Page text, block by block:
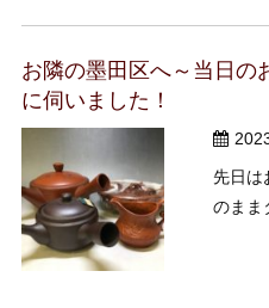
お隣の墨田区へ～当日の
に伺いました！
先日は
のまま
た！
いと